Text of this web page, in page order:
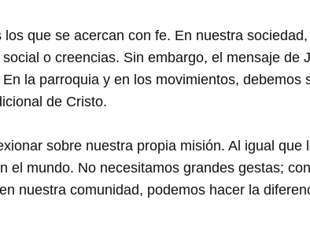
que se acercan con fe. En nuestra
o creencias. Sin embargo, el mensaje de
la parroquia y en los movimientos, debemos
de Cristo.
sobre nuestra propia misión. Al igual
el mundo. No necesitamos grandes gestas;
nuestra comunidad, podemos hacer la